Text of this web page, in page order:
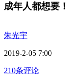
成年人都想要
朱光宇
2019-2-05 7:00
210条评论